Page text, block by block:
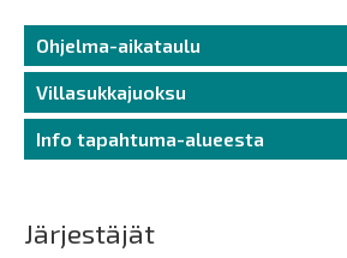
Ohjelma-aikataulu
Villasukkajuoksu
Info tapahtuma-alueesta
Järjestäjät